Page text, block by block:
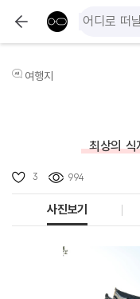
여행지
최상의 식
3 994
사진보기